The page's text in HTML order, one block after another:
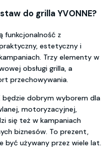
do grilla YVONNE?
funkcjonalność z
estetyczny i
Trzy elementy w
obsługi grilla, a
przechowywania.
będzie dobrym wyborem dla
motoryzacyjnej,
się też w kampaniach
biznesów. To prezent,
być używany przez wiele lat.